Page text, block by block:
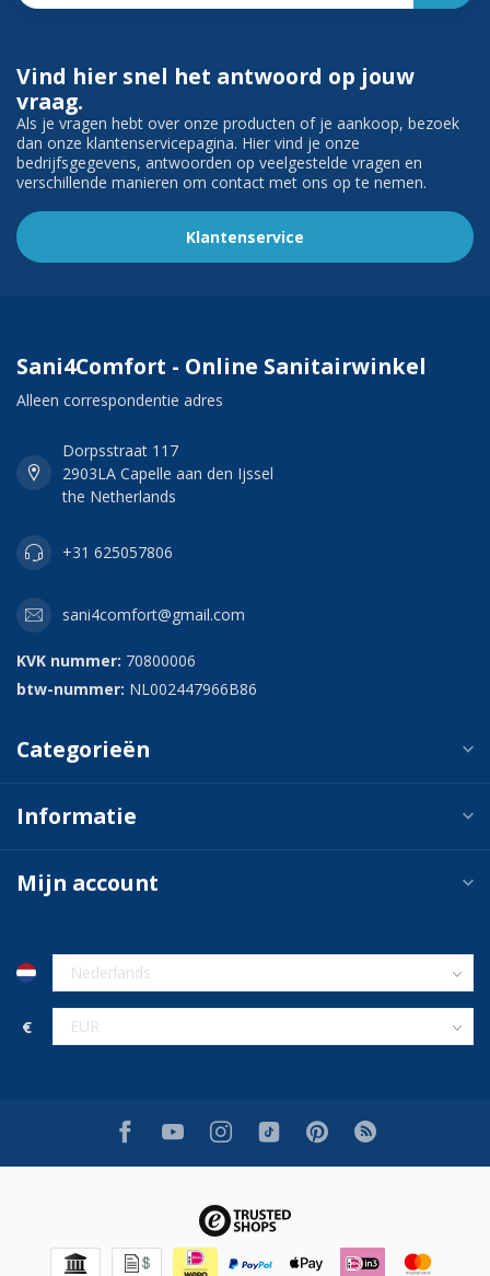
Vind hier snel het antwoord op jouw
vraag.
Als je vragen hebt over onze producten of je aankoop, bezoek
dan onze klantenservicepagina. Hier vind je onze
bedrijfsgegevens, antwoorden op veelgestelde vragen en
verschillende manieren om contact met ons op te nemen.
Klantenservice
Sani4Comfort - Online Sanitairwinkel
Alleen correspondentie adres
Dorpsstraat 117
2903LA Capelle aan den Ijssel
the Netherlands
+31 625057806
sani4comfort@gmail.com
KVK nummer: 70800006
btw-nummer: NL002447966B86
Categorieën
Informatie
Mijn account
€